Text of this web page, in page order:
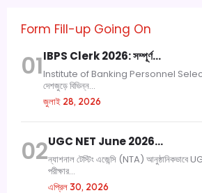
Form Fill-up Going On
01IBPS Clerk 2026: সম্পূর্ণ…
Institute of Banking Personnel
দেশজুড়ে বিভিন্ন...
জুলাই 28, 2026
02UGC NET June 2026…
ন্যাশনাল টেস্টিং এজেন্সি (NTA)
পরীক্ষার...
এপ্রিল 30, 2026